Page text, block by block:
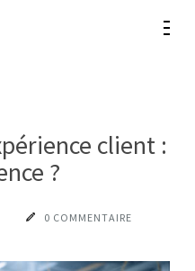
client :
?
0 COMMENTAIRE